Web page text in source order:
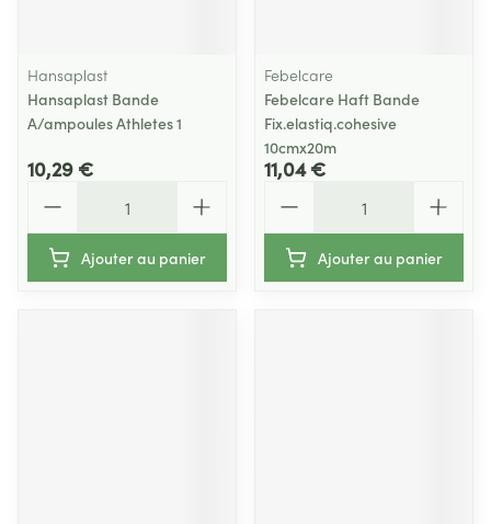
Hansaplast
Hansaplast Bande
A/ampoules Athletes 1
10,29 €
Ajouter au panier
Febelcare
Febelcare Haft Bande
Fix.elastiq.cohesive
10cmx20m
11,04 €
Ajouter au panier